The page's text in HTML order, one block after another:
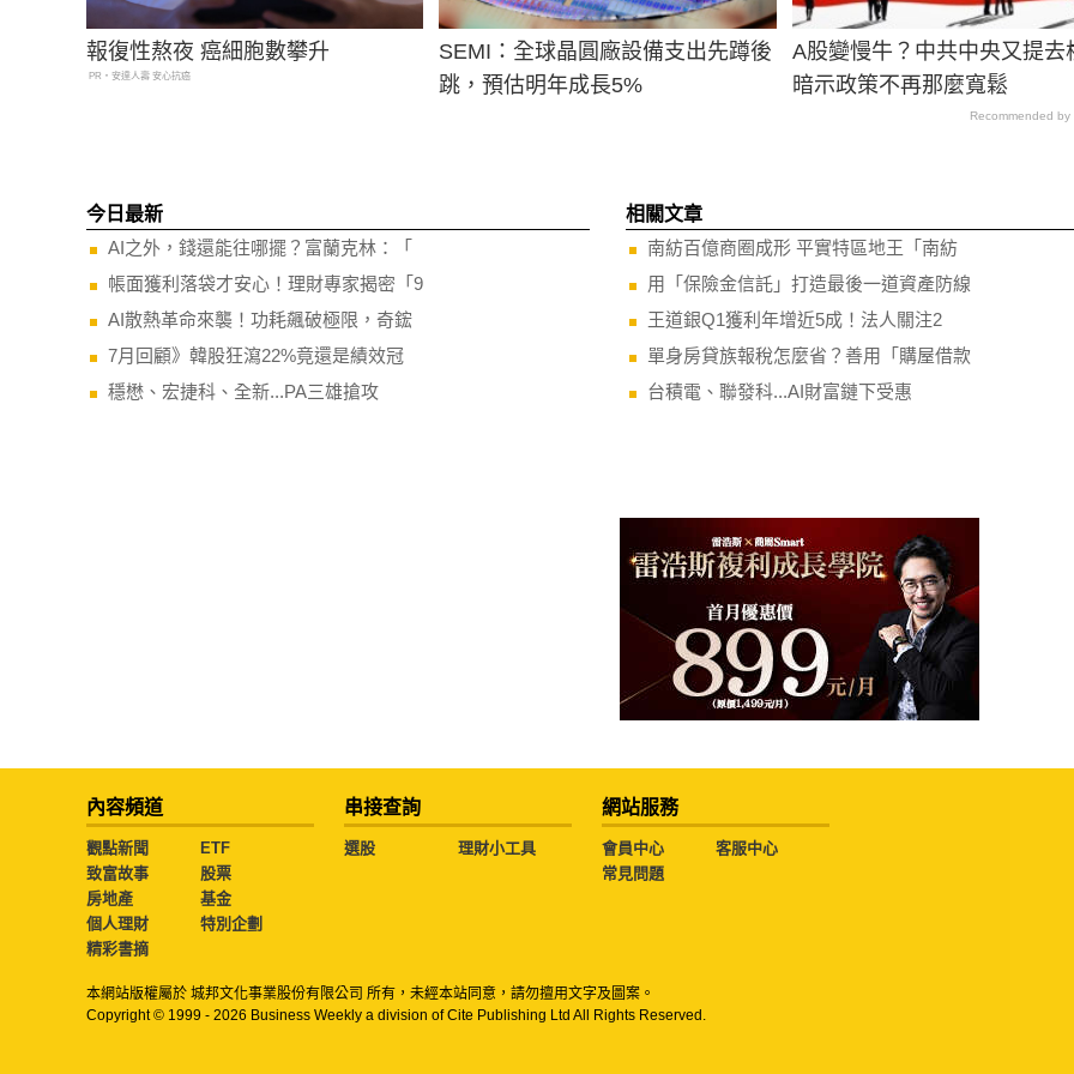
報復性熬夜 癌細胞數攀升
PR・安達人壽 安心抗癌
SEMI：全球晶圓廠設備支出先蹲後
跳，預估明年成長5%
A股變慢牛？中共中央又提去
暗示政策不再那麼寬鬆
Recommended by
今日最新
AI之外，錢還能往哪擺？富蘭克林：「
帳面獲利落袋才安心！理財專家揭密「9
AI散熱革命來襲！功耗飆破極限，奇鋐
7月回顧》韓股狂瀉22%竟還是績效冠
穩懋、宏捷科、全新...PA三雄搶攻
相關文章
南紡百億商圈成形 平實特區地王「南紡
用「保險金信託」打造最後一道資產防線
王道銀Q1獲利年增近5成！法人關注2
單身房貸族報稅怎麼省？善用「購屋借款
台積電、聯發科...AI財富鏈下受惠
內容頻道
觀點新聞
ETF
致富故事
股票
房地產
基金
個人理財
特別企劃
精彩書摘
串接查詢
選股 理財小工具
網站服務
會員中心
客服中心
常見問題
本網站版權屬於 城邦文化事業股份有限公司 所有，未經本站同意，請勿擅用文字及圖案。
Copyright © 1999 - 2026 Business Weekly a division of Cite Publishing Ltd All Rights Reserved.